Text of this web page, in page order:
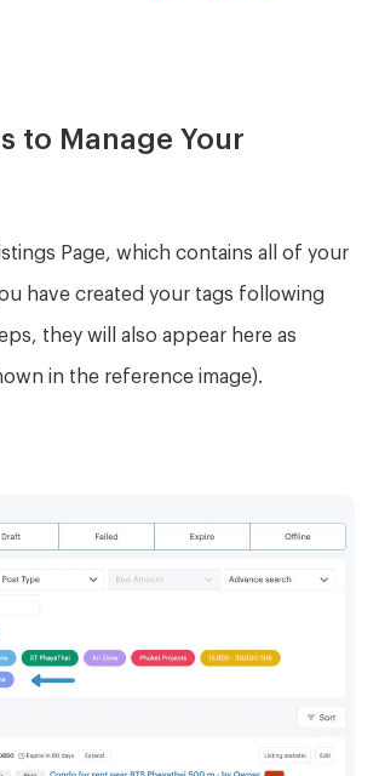
to Manage Your
Page, which contains all of your
have created your tags following
they will also appear here as
in the reference image).